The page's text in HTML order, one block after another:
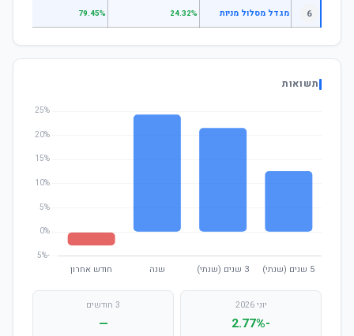
6 מגדל מסלול מניות 24.32%
79.45%
תשואות
יוני 2026
-2.77%
3 חודשים
—